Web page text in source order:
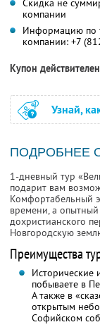
Скидка не
компании
Информацию по
компании: +7
Купон
Узнай,
ПОДРОБНЕЕ
1-дневный тур
подарит вам
Комфортабельный
времени, а
дохристианского
Новгородскую
Преимущества
Исторические
побываете в
А также в
открытым
Софийском